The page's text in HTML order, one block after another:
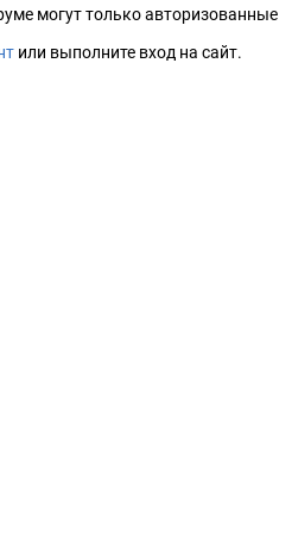
могут только авторизованные
или выполните вход на сайт.